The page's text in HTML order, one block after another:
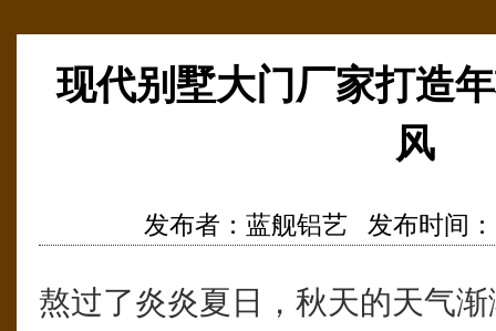
现代别墅大门厂家打造
风
发布者：蓝舰铝艺 发布时间：
熬过了炎炎夏日，秋天的天气